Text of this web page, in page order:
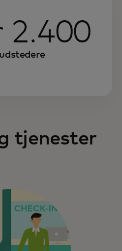
2.400
tjenester